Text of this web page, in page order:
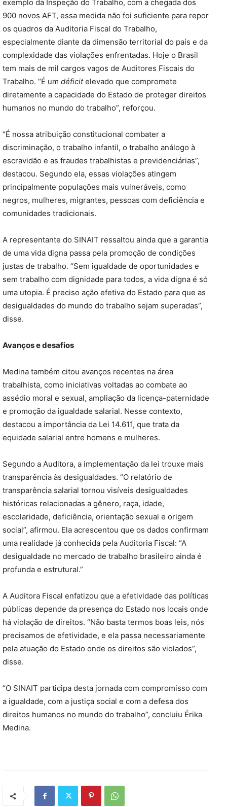
exemplo da Inspeção do Trabalho, com a chegada dos
900 novos AFT, essa medida não foi suficiente para repor
os quadros da Auditoria Fiscal do Trabalho,
especialmente diante da dimensão territorial do país e da
complexidade das violações enfrentadas. Hoje o Brasil
tem mais de mil cargos vagos de Auditores Fiscais do
Trabalho. “É um déficitelevado que compromete
diretamente a capacidade do Estado de proteger direitos
humanos no mundo do trabalho”, reforçou.
“É nossa atribuição constitucional combater a
discriminação, o trabalho infantil, o trabalho análogo à
escravidão e as fraudes trabalhistas e previdenciárias”,
destacou. Segundo ela, essas violações atingem
principalmente populações mais vulneráveis, como
negros, mulheres, migrantes, pessoas com deficiência e
comunidades tradicionais.
A representante do SINAIT ressaltou ainda que a garantia
de uma vida digna passa pela promoção de condições
justas de trabalho. “Sem igualdade de oportunidades e
sem trabalho com dignidade para todos, a vida digna é só
uma utopia. É preciso ação efetiva do Estado para que as
desigualdades do mundo do trabalho sejam superadas”,
disse.
Avanços e desafios
Medina também citou avanços recentes na área
trabalhista, como iniciativas voltadas ao combate ao
assédio moral e sexual, ampliação da licença-paternidade
e promoção da igualdade salarial. Nesse contexto,
destacou a importância da Lei 14.611, que trata da
equidade salarial entre homens e mulheres.
Segundo a Auditora, a implementação da lei trouxe mais
transparência às desigualdades. “O relatório de
transparência salarial tornou visíveis desigualdades
históricas relacionadas a gênero, raça, idade,
escolaridade, deficiência, orientação sexual e origem
social”, afirmou. Ela acrescentou que os dados confirmam
uma realidade já conhecida pela Auditoria Fiscal: “A
desigualdade no mercado de trabalho brasileiro ainda é
profunda e estrutural.”
A Auditora Fiscal enfatizou que a efetividade das políticas
públicas depende da presença do Estado nos locais onde
há violação de direitos. “Não basta termos boas leis, nós
precisamos de efetividade, e ela passa necessariamente
pela atuação do Estado onde os direitos são violados”,
disse.
“O SINAIT participa desta jornada com compromisso com
a igualdade, com a justiça social e com a defesa dos
direitos humanos no mundo do trabalho”, concluiu Érika
Medina.